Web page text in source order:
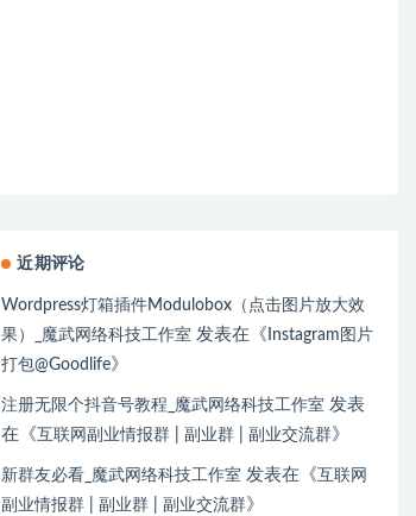
近期评论
Wordpress灯箱插件Modulobox（点击图片放大效
果）_魔武网络科技工作室 发表在《 Instagram图片
打包@Goodlife》
注册无限个抖音号教程_魔武网络科技工作室 发表
在《互联网副业情报群 | 副业群 | 副业交流群》
新群友必看_魔武网络科技工作室 发表在《互联网
副业情报群 | 副业群 | 副业交流群》